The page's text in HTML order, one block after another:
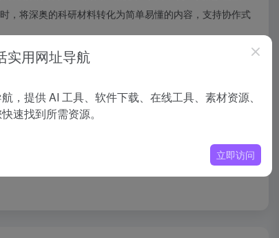
，将深奥的科研材料转化为简单易懂的内容，支持协作式
撰写工作，生成商业级分析报告和可视化图表，突破信
实用网址导航
，提供 AI 工具、软件下载、在线工具、素材资源、
速找到所需资源。
立即访问